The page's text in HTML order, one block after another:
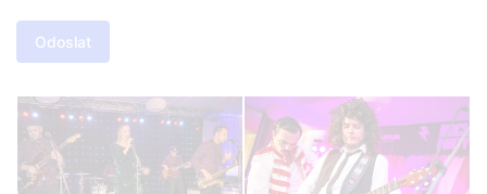
Odoslat